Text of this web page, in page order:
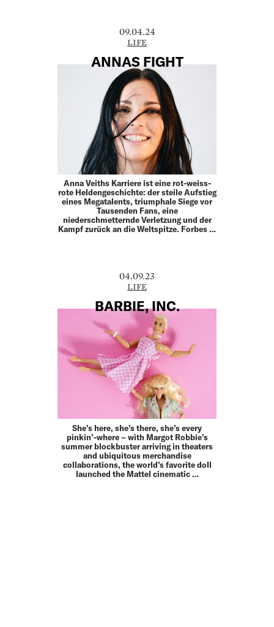
09.04.24
LIFE
ANNAS FIGHT
Anna Veiths Karriere ist eine rot-weiss-
rote Heldengeschichte: der steile Aufstieg
eines Megatalents, triumphale Siege vor
Tausenden Fans, eine
niederschmetternde Verletzung und der
Kampf zurück an die Weltspitze. Forbes …
04.09.23
LIFE
BARBIE, INC.
She’s here, she’s there, she’s every
pinkin’-where – with Margot Robbie’s
summer blockbuster arriving in theaters
and ubiquitous merchandise
collaborations, the world’s favorite doll
launched the Mattel cinematic …